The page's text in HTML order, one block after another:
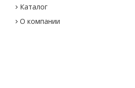
Каталог
О компании